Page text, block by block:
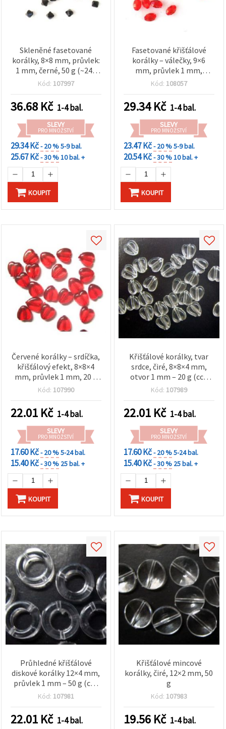
Skleněné fasetované
korálky, 8×8 mm, průvlek:
1 mm, černé, 50 g (~240
ks)
Kód: 107997
36.68 Kč 1-4 bal.
SLEVY
PRO MNOŽSTVÍ
29.34 Kč- 20 %5-9 bal.
25.67 Kč- 30 %10 bal. +
KOUPIT
Fasetované křišťálové
korálky – válečky, 9×6
mm, průvlek 1 mm,
červené, 50 g (~290 ks)
Kód: 108057
29.34Kč 1-4 bal.
SLEVY
PRO MNOŽSTVÍ
23.47 Kč- 20 %5-9 bal.
20.54 Kč- 30 %10 bal. +
KOUPIT
Červené korálky – srdíčka,
křišťálový efekt, 8×8×4
mm, průvlek 1 mm, 20 g
(~108 ks), pro Martenicu,
šperků
Kód: 107990
22.01 Kč 1-4 bal.
SLEVY
PRO MNOŽSTVÍ
17.60 Kč- 20 %5-24 bal.
15.40 Kč- 30 % 25 bal. +
KOUPIT
Křišťálové korálky, tvar
srdce, čiré, 8×8×4 mm,
otvor 1 mm – 20 g (cca
108 ks)
Kód: 107989
22.01 Kč 1-4 bal.
SLEVY
PRO MNOŽSTVÍ
17.60 Kč- 20 %5-24 bal.
15.40 Kč- 30 % 25 bal. +
KOUPIT
Průhledné křišťálové
diskové korálky 12×4 mm,
průvlek 1 mm – 50 g (cca
170 ks)
Kód: 107981
22.01 Kč 1-4 bal.
Křišťálové mincové
korálky, čiré, 12×2 mm, 50
g
Kód: 107983
19.56 Kč 1-4 bal.